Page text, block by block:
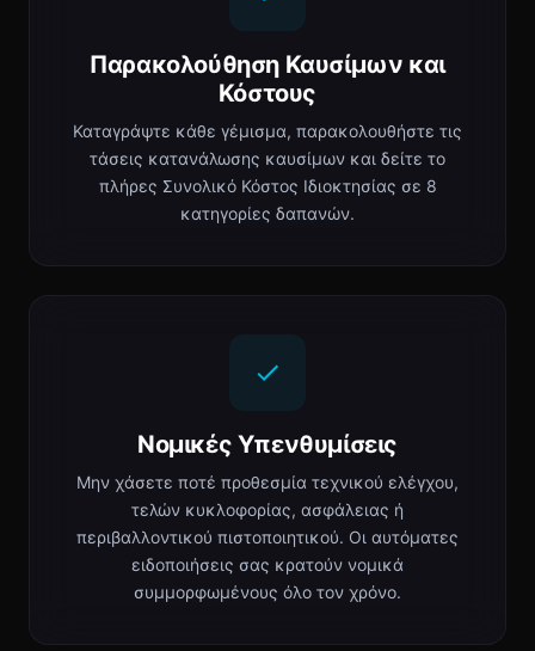
Παρακολούθηση Καυσίμων και
Κόστους
Καταγράψτε κάθε γέμισμα, παρακολουθήστε τις
τάσεις κατανάλωσης καυσίμων και δείτε το
πλήρες Συνολικό Κόστος Ιδιοκτησίας σε 8
κατηγορίες δαπανών.
Νομικές Υπενθυμίσεις
Μην χάσετε ποτέ προθεσμία τεχνικού ελέγχου,
τελών κυκλοφορίας, ασφάλειας ή
περιβαλλοντικού πιστοποιητικού. Οι αυτόματες
ειδοποιήσεις σας κρατούν νομικά
συμμορφωμένους όλο τον χρόνο.